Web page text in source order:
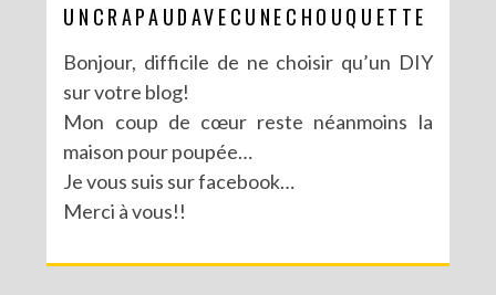
MA PARTICIPATION À LA BATTLE FUSE CREATIVITY SYSTEM DE FISKARS
UNCRAPAUDAVECUNECHOUQUETTE
Bonjour, difficile de ne choisir qu’un DIY
sur votre blog!
Mon coup de cœur reste néanmoins la
maison pour poupée…
Je vous suis sur facebook…
Merci à vous!!